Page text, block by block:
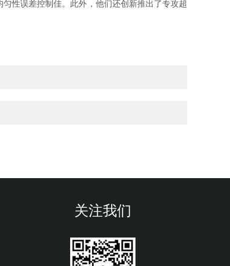
性误差控制佳。此外，他们还创新推出了专攻超
关注我们